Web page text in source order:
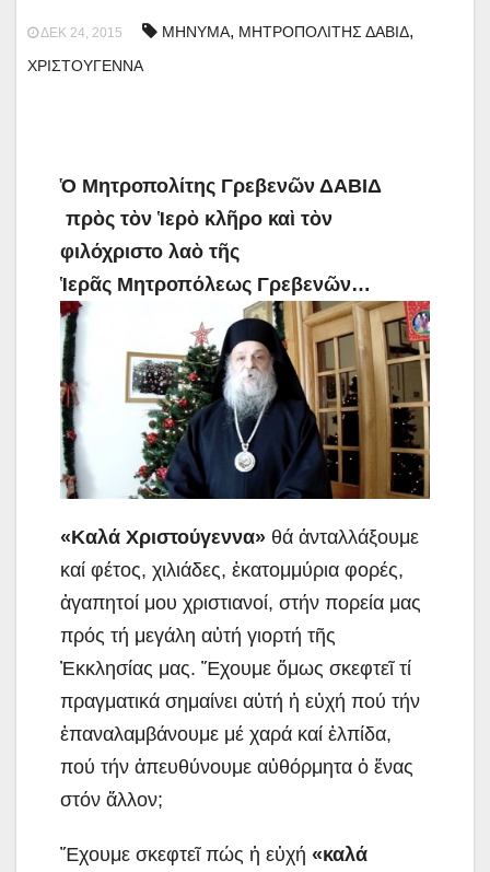
ΔΕΚ 24, 2015 ΜΗΝΥΜΑ, ΜΗΤΡΟΠΟΛΙΤΗΣ ΔΑΒΙΔ,
ΧΡΙΣΤΟΥΓΕΝΝΑ
Ὁ Μητροπολίτης Γρεβενῶν ΔΑΒΙΔ
πρὸς τὸν Ἱερὸ κλῆρο καὶ τὸν
φιλόχριστο λαὸ τῆς
Ἱερᾶς Μητροπόλεως Γρεβενῶν…
«Καλά Χριστούγεννα» θά ἀνταλλάξουμε
καί φέτος, χιλιάδες, ἑκατομμύρια φορές,
ἀγαπητοί μου χριστιανοί, στήν πορεία μας
πρός τή μεγάλη αὐτή γιορτή τῆς
Ἐκκλησίας μας. Ἔχουμε ὅμως σκεφτεῖ τί
πραγματικά σημαίνει αὐτή ἡ εὐχή πού τήν
ἐπαναλαμβάνουμε μέ χαρά καί ἐλπίδα,
πού τήν ἀπευθύνουμε αὐθόρμητα ὁ ἕνας
στόν ἄλλον;
Ἔχουμε σκεφτεῖ πώς ἡ εὐχή «καλά